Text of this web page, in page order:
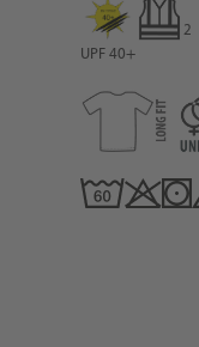
UPF 40+
2